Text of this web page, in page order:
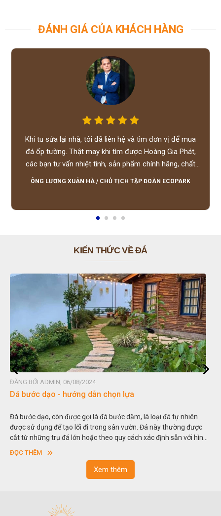
ĐÁNH GIÁ CỦA KHÁCH HÀNG
Khi tu sửa lại nhà, tôi đã liên hệ và tìm đơn vị để mua
đá ốp tường. Thật may khi tìm được Hoàng Gia Phát,
các bạn tư vấn nhiệt tình, sản phẩm chính hãng, chất
lượng tốt, giá hợp lý, hỗ trợ tận tình.
ÔNG LƯƠNG XUÂN HÀ / CHỦ TỊCH TẬP ĐOÀN ECOPARK
KIẾN THỨC VỀ ĐÁ
ĐĂNG BỞI ADMIN, 06/08/2024
Dá bước dạo - hướng dẫn chọn lựa
Đá bước dạo, còn được gọi là đá bước dặm, là loại đá tự nhiên
được sử dụng để tạo lối đi trong sân vườn. Đá này thường được
cắt từ những trụ đá lớn hoặc theo quy cách xác định sẵn với hình
vuông hoặc hình chữ nhật và có độ dày khác nhau.
ĐỌC THÊM
Xem thêm